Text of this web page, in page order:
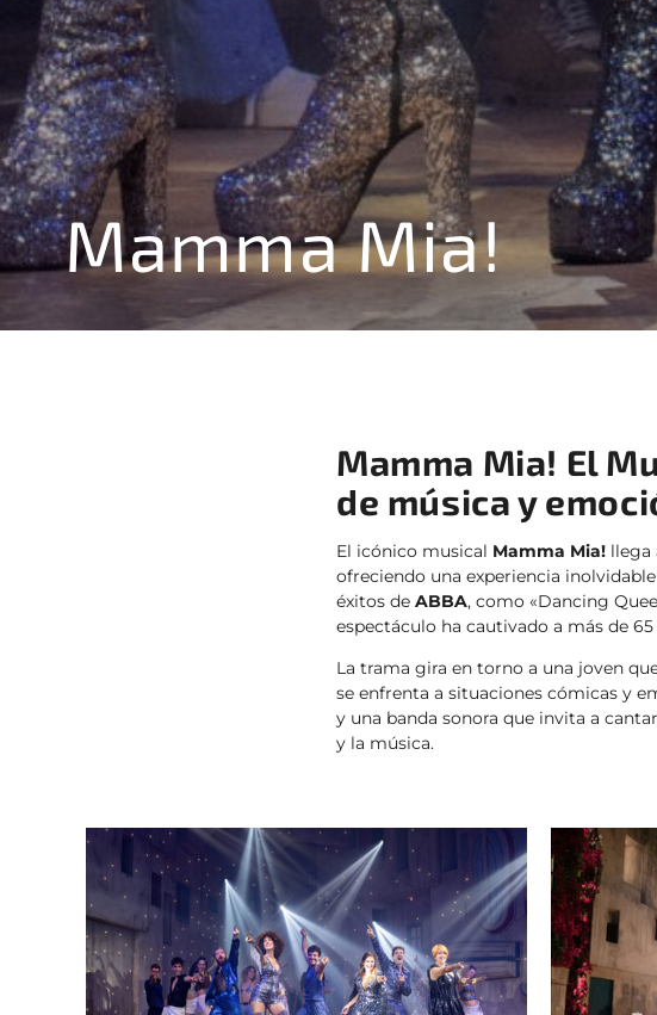
Mamma Mia!
Mamma Mia! El
de música y
El icónico musical Mamma Mia! llega
ofreciendo una experiencia
éxitos de ABBA, como «Dancing
espectáculo ha cautivado a más de
La trama gira en torno a una joven
se enfrenta a situaciones cómicas y
y una banda sonora que invita a
y la música.